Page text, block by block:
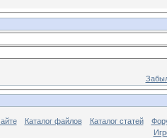
Каталог файлов Каталог статей